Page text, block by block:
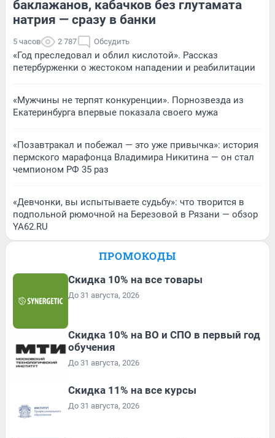
баклажанов, кабачков без глутамата
натрия — сразу в банки
5 часов 2 787 Обсудить
«Год преследовал и облил кислотой». Рассказ
петербурженки о жестоком нападении и реабилитации
«Мужчины не терпят конкуренции». Порнозвезда из
Екатеринбурга впервые показала своего мужа
«Позавтракал и побежал — это уже привычка»: история
пермского марафонца Владимира Никитина — он стал
чемпионом РФ 35 раз
«Девчонки, вы испытываете судьбу»: что творится в
подпольной рюмочной на Березовой в Рязани — обзор
YA62.RU
ПРОМОКОДЫ
Скидка 10% на все товары
До 31 августа, 2026
Скидка 10% на ВО и СПО в первый год
обучения
До 31 августа, 2026
Скидка 11% на все курсы
До 31 августа, 2026